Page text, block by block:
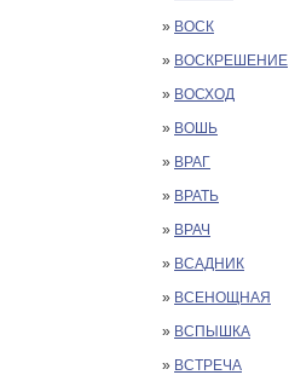
» ВОСК
» ВОСКРЕШЕНИЕ
» ВОСХОД
» ВОШЬ
» ВРАГ
» ВРАТЬ
» ВРАЧ
» ВСАДНИК
» ВСЕНОЩНАЯ
» ВСПЫШКА
» ВСТРЕЧА